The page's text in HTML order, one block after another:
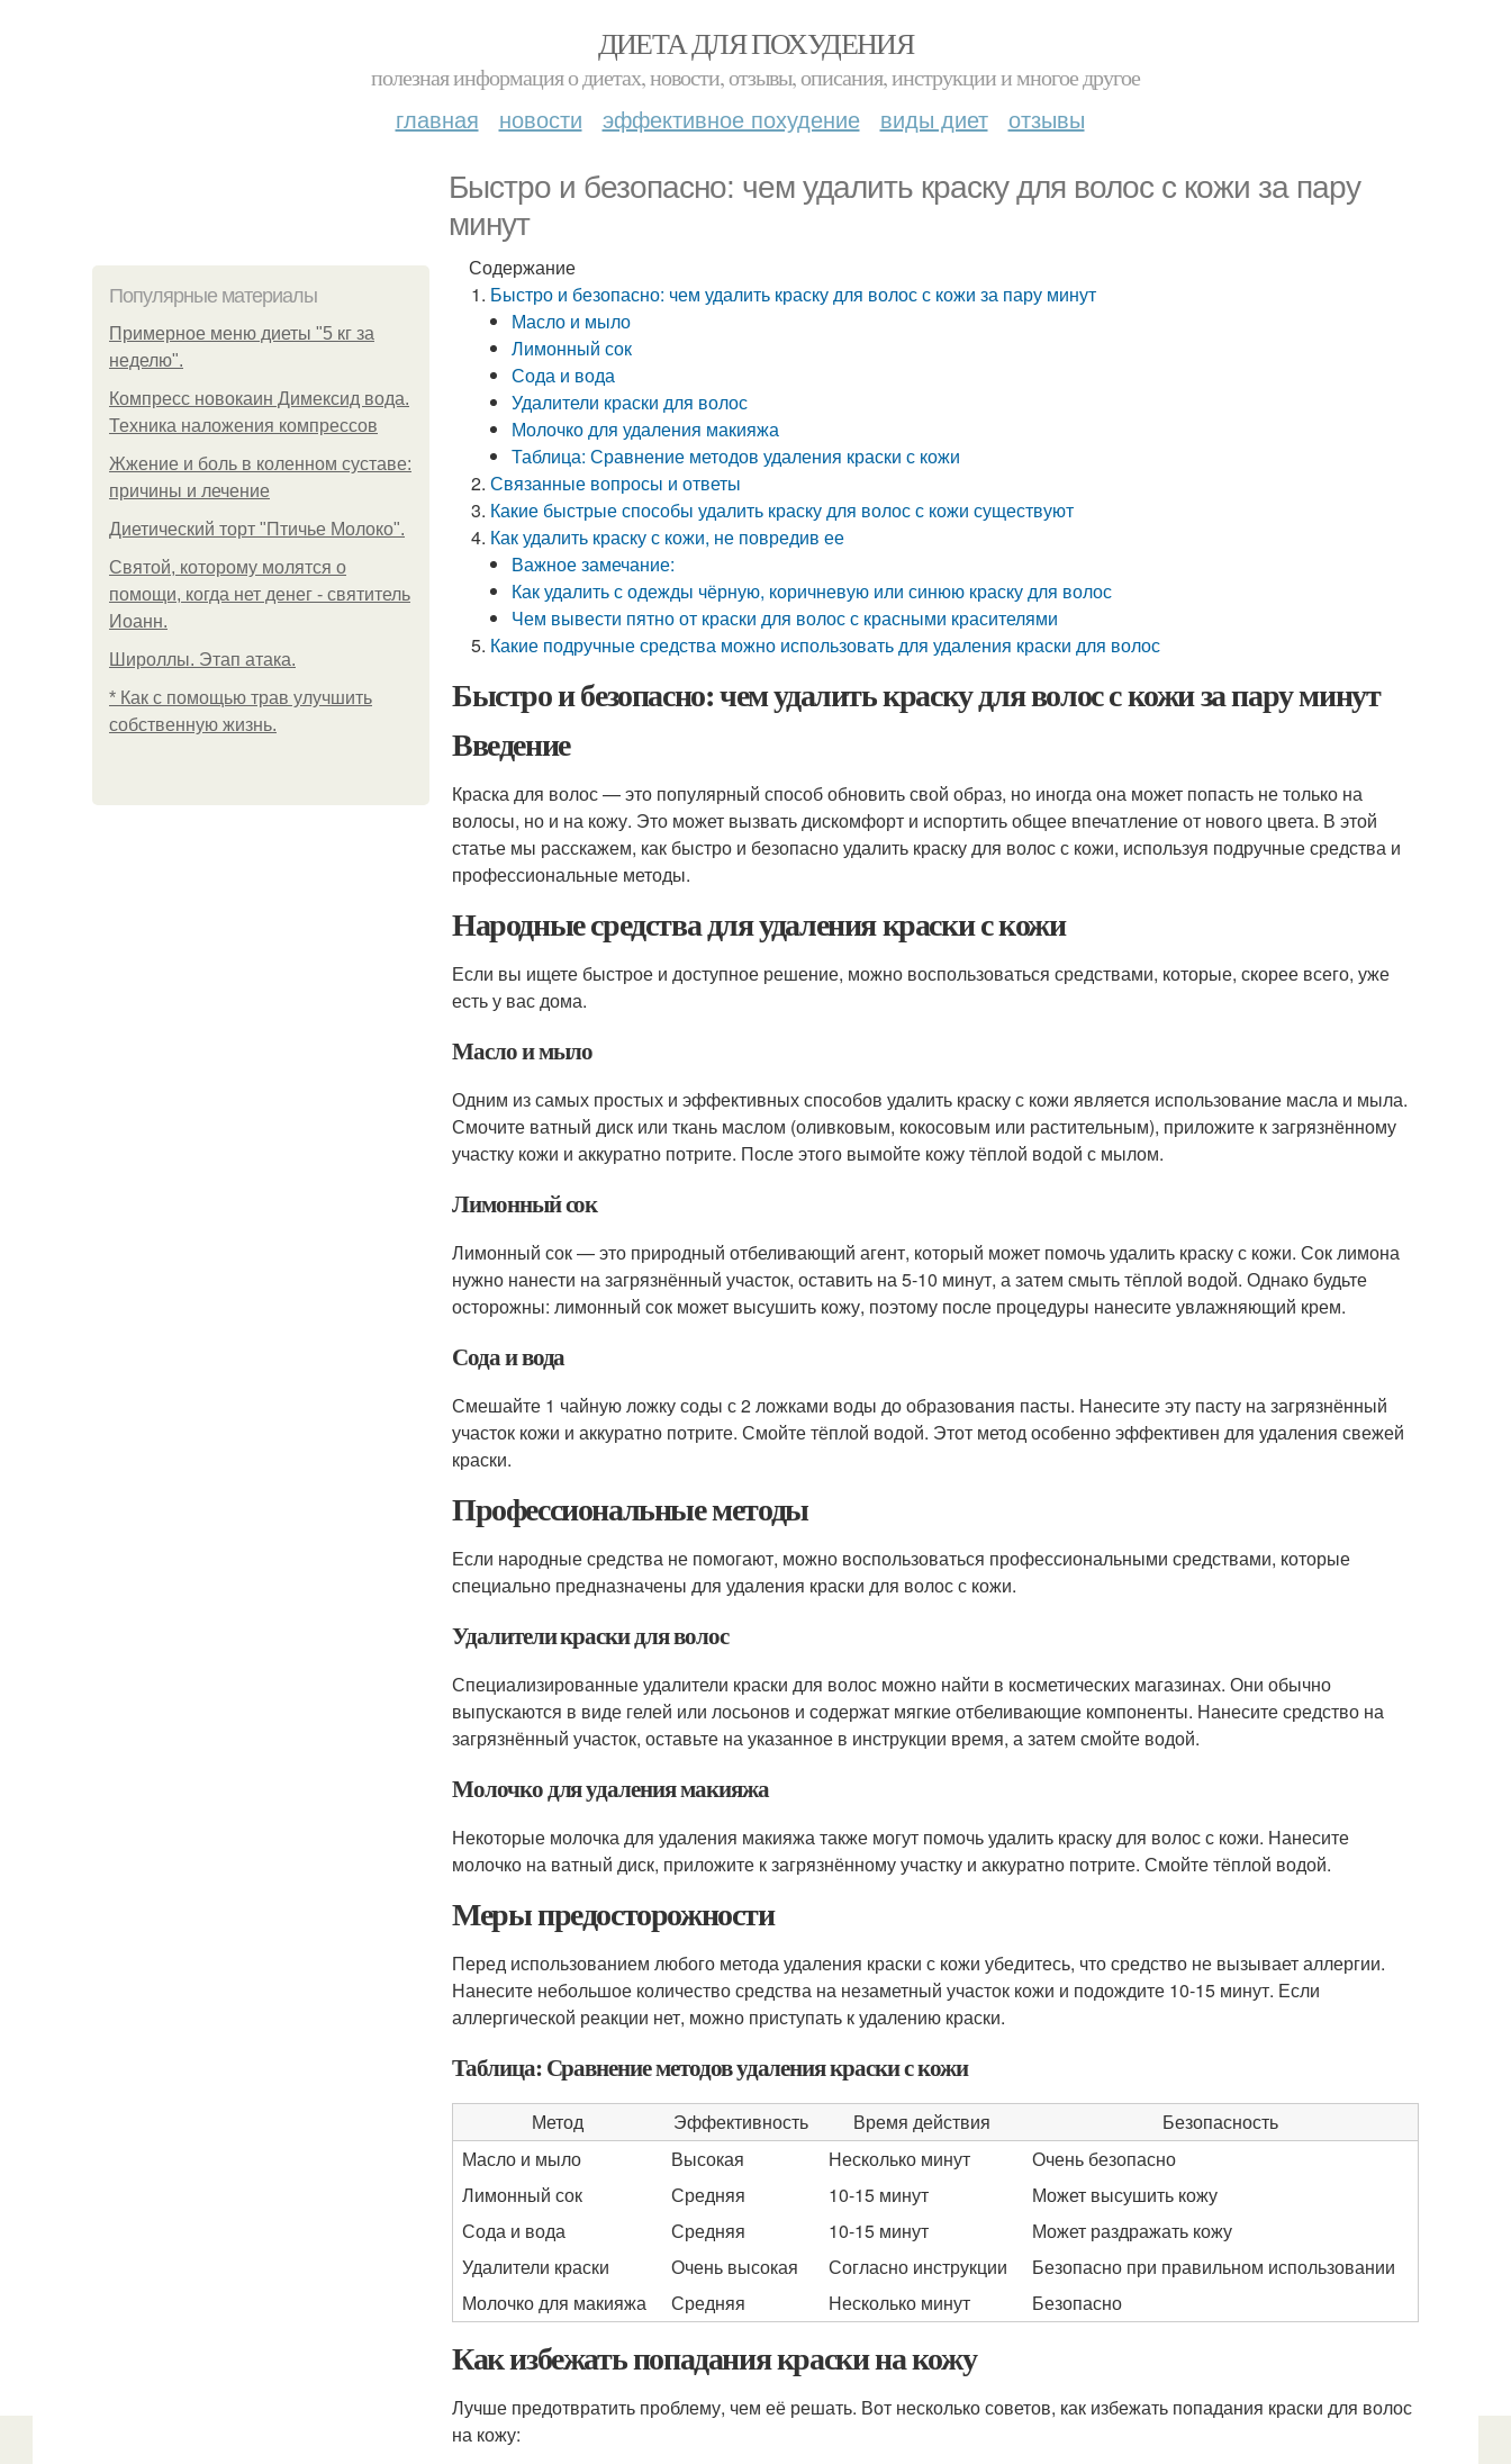
ДИЕТА ДЛЯ ПОХУДЕНИЯ
полезная информация о диетах, новости, отзывы, описания, инструкции и многое другое
главная новости эффективное похудение виды диет отзывы
Быстро и безопасно: чем удалить краску для волос с кожи за пару
минут
Популярные материалы
Примерное меню диеты "5 кг за
неделю".
Компресс новокаин Димексид вода.
Техника наложения компрессов
Жжение и боль в коленном суставе:
причины и лечение
Диетический торт "Птичье Молоко".
Святой, которому молятся о
помощи, когда нет денег - святитель
Иоанн.
Широллы. Этап атака.
* Как с помощью трав улучшить
собственную жизнь.
Содержание
Быстро и безопасно: чем удалить краску для волос с кожи за пару минут
Масло и мыло
Лимонный сок
Сода и вода
Удалители краски для волос
Молочко для удаления макияжа
Таблица: Сравнение методов удаления краски с кожи
Связанные вопросы и ответы
Какие быстрые способы удалить краску для волос с кожи существуют
Как удалить краску с кожи, не повредив ее
Важное замечание:
Как удалить с одежды чёрную, коричневую или синюю краску для волос
Чем вывести пятно от краски для волос с красными красителями
Какие подручные средства можно использовать для удаления краски для волос
Быстро и безопасно: чем удалить краску для волос с кожи за пару минут
Введение
Краска для волос — это популярный способ обновить свой образ, но иногда она может попасть не только на
волосы, но и на кожу. Это может вызвать дискомфорт и испортить общее впечатление от нового цвета. В этой
статье мы расскажем, как быстро и безопасно удалить краску для волос с кожи, используя подручные средства и
профессиональные методы.
Народные средства для удаления краски с кожи
Если вы ищете быстрое и доступное решение, можно воспользоваться средствами, которые, скорее всего, уже
есть у вас дома.
Масло и мыло
Одним из самых простых и эффективных способов удалить краску с кожи является использование масла и мыла.
Смочите ватный диск или ткань маслом (оливковым, кокосовым или растительным), приложите к загрязнённому
участку кожи и аккуратно потрите. После этого вымойте кожу тёплой водой с мылом.
Лимонный сок
Лимонный сок — это природный отбеливающий агент, который может помочь удалить краску с кожи. Сок лимона
нужно нанести на загрязнённый участок, оставить на 5-10 минут, а затем смыть тёплой водой. Однако будьте
осторожны: лимонный сок может высушить кожу, поэтому после процедуры нанесите увлажняющий крем.
Сода и вода
Смешайте 1 чайную ложку соды с 2 ложками воды до образования пасты. Нанесите эту пасту на загрязнённый
участок кожи и аккуратно потрите. Смойте тёплой водой. Этот метод особенно эффективен для удаления свежей
краски.
Профессиональные методы
Если народные средства не помогают, можно воспользоваться профессиональными средствами, которые
специально предназначены для удаления краски для волос с кожи.
Удалители краски для волос
Специализированные удалители краски для волос можно найти в косметических магазинах. Они обычно
выпускаются в виде гелей или лосьонов и содержат мягкие отбеливающие компоненты. Нанесите средство на
загрязнённый участок, оставьте на указанное в инструкции время, а затем смойте водой.
Молочко для удаления макияжа
Некоторые молочка для удаления макияжа также могут помочь удалить краску для волос с кожи. Нанесите
молочко на ватный диск, приложите к загрязнённому участку и аккуратно потрите. Смойте тёплой водой.
Меры предосторожности
Перед использованием любого метода удаления краски с кожи убедитесь, что средство не вызывает аллергии.
Нанесите небольшое количество средства на незаметный участок кожи и подождите 10-15 минут. Если
аллергической реакции нет, можно приступать к удалению краски.
Таблица: Сравнение методов удаления краски с кожи
Метод Эффективность Время действия
Безопасность
Масло и мыло
Высокая Несколько минут
Очень безопасно
Лимонный сок
Средняя 10-15 минут
Может высушить кожу
Сода и вода
Средняя 10-15 минут
Может раздражать кожу
Удалители краски
Очень высокая Согласно инструкции
Безопасно при правильном использовании
Молочко для макияжа
Средняя Несколько минут Безопасно
Как избежать попадания краски на кожу
Лучше предотвратить проблему, чем её решать. Вот несколько советов, как избежать попадания краски для волос
на кожу: